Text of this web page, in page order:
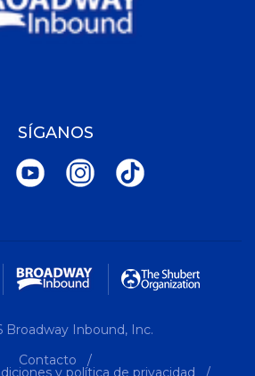
SÍGANOS
Broadway Inbound, Inc.
Contacto
y política de privacidad